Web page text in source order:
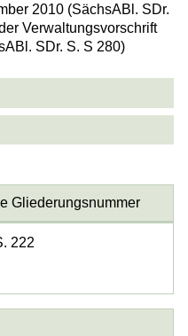
2010 (SächsABl. SDr.
Verwaltungsvorschrift
SDr. S. S 280)
Gliederungsnummer
222